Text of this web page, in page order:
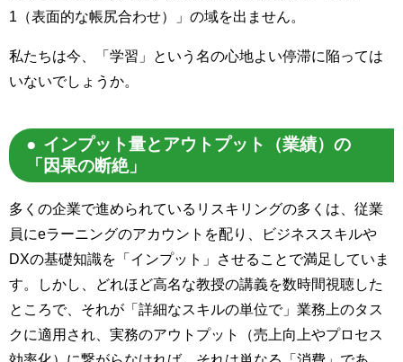
1（表面的な帳尻合わせ）」の域を出ません。
私たちは今、「学習」という名の心地よい停滞に陥っては
いないでしょうか。
インプット量とアウトプット（業績）の
「因果の断絶」
多くの企業で進められているリスキリングの多くは、従業
員にeラーニングのアカウントを配り、ビジネススキルや
DXの基礎知識を「インプット」させることで満足していま
す。しかし、どれほど高名な教授の講義を数時間視聴した
ところで、それが「詳細なスキルの単位で」業務上のタス
クに適用され、実務のアウトプット（売上向上やプロセス